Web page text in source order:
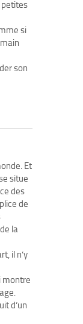
petites
si
son
Et
situe
des
de
la
il n’y
montre
d’un